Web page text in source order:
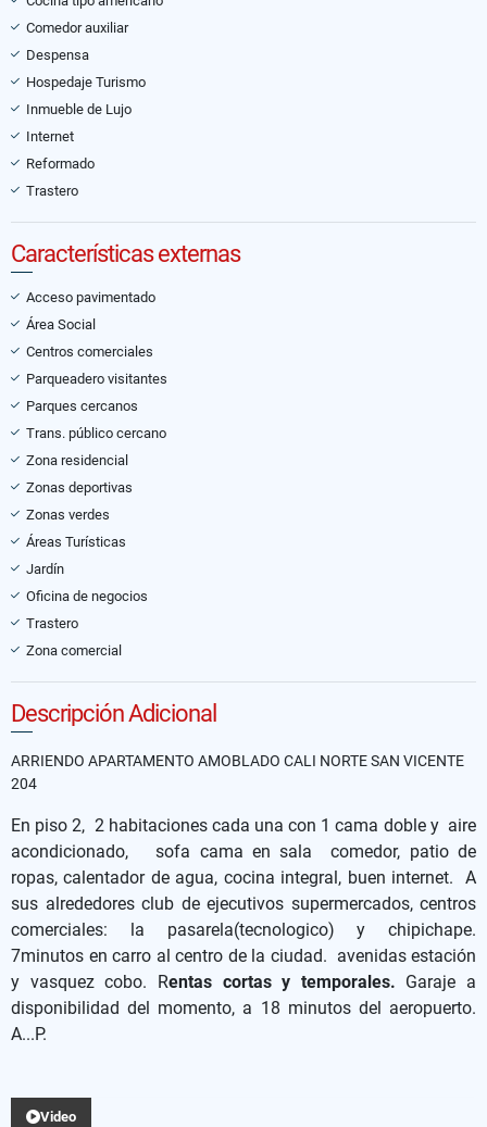
Comedor auxiliar
Despensa
Hospedaje Turismo
Inmueble de Lujo
Internet
Reformado
Trastero
Características externas
Acceso pavimentado
Área Social
Centros comerciales
Parqueadero visitantes
Parques cercanos
Trans. público cercano
Zona residencial
Zonas deportivas
Zonas verdes
Áreas Turísticas
Jardín
Oficina de negocios
Trastero
Zona comercial
Descripción Adicional
ARRIENDO APARTAMENTO AMOBLADO CALI NORTE SAN VICENTE
204
En piso 2, 2 habitaciones cada una con 1 cama doble y aire
acondicionado, sofa cama en sala comedor, patio de
ropas, calentador de agua, cocina integral, buen internet. A
sus alrededores club de ejecutivos supermercados, centros
comerciales: la pasarela(tecnologico) y chipichape.
7minutos en carro al centro de la ciudad. avenidas estación
y vasquez cobo. Rentas cortas y temporales. Garaje a
disponibilidad del momento, a 18 minutos del aeropuerto.
A...P.
Video